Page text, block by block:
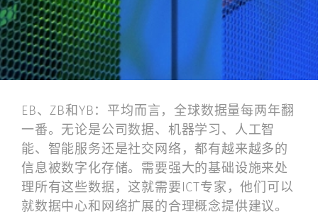
EB、ZB和YB：平均而言，全球数据量每两年翻
一番。无论是公司数据、机器学习、人工智
能、智能服务还是社交网络，都有越来越多的
信息被数字化存储。需要强大的基础设施来处
理所有这些数据，这就需要ICT专家，他们可以
就数据中心和网络扩展的合理概念提供建议。